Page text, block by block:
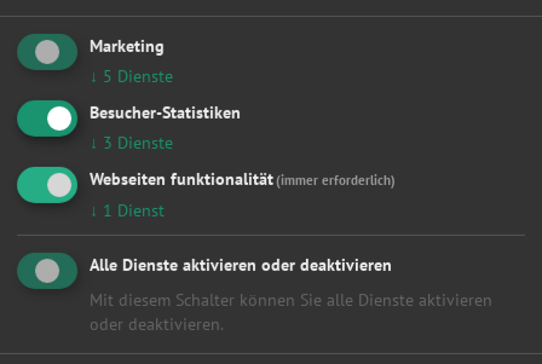
Werkstattleistungen
Alle
Achsvermessung
Anhängerkupplung
Anlasser
Auspuff
Autobatterie
Bremsen
Fahrwerk & Stoßdämpfer
Getriebe
HU/AU Benzin
HU/AU Diesel
Marketing
↓ 5 Dienste
Besucher-Statistiken
↓ 3 Dienste
Webseiten funktionalität(immer erforderlich)
↓ 1 Dienst
Alle Dienste aktivieren oder deaktivieren
Mit diesem Schalter können Sie alle Dienste aktivieren
oder deaktivieren.